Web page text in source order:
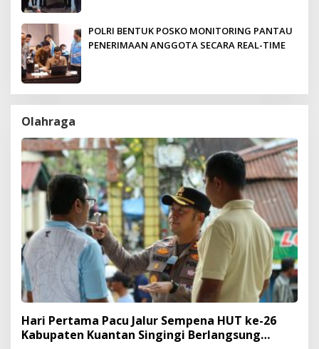
POLRI BENTUK POSKO MONITORING PANTAU
PENERIMAAN ANGGOTA SECARA REAL-TIME
Olahraga
Hari Pertama Pacu Jalur Sempena HUT ke-26
Kabupaten Kuantan Singingi Berlangsung